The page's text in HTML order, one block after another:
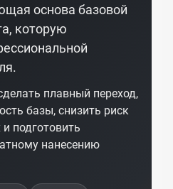
основа базовой
которую
плавный переход,
базы, снизить риск
подготовить
нанесению